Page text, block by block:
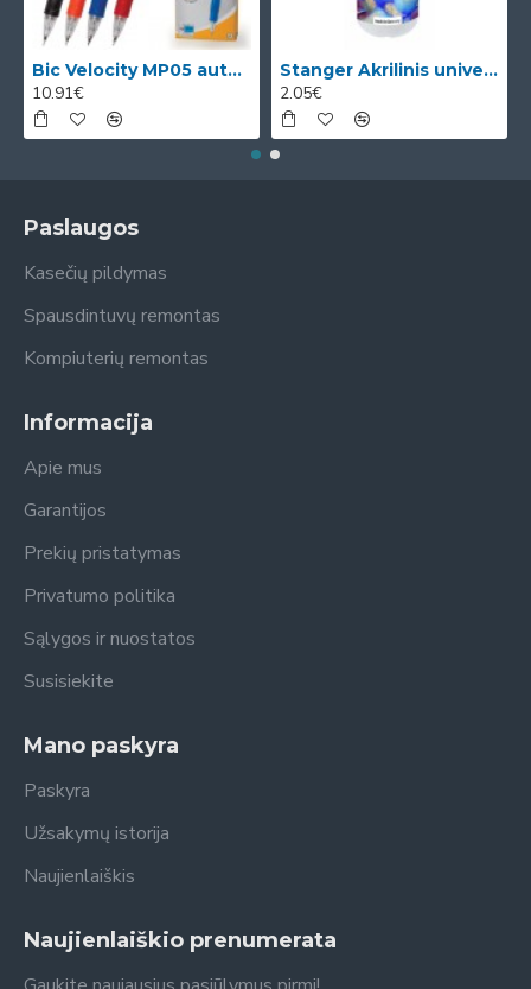
Bic Velocity MP05 automatinis pieštukas su 3 x 0.5mm HB grafitais (dėžutėje 12vnt. skirtingomis korp
10.91€
Stanger Akrilinis universalus lakas, žvilgančio aukso efektas, 82 ml, 1 vnt KI12780A
2.05€
Paslaugos
Kasečių pildymas
Spausdintuvų remontas
Kompiuterių remontas
Informacija
Apie mus
Garantijos
Prekių pristatymas
Privatumo politika
Sąlygos ir nuostatos
Susisiekite
Mano paskyra
Paskyra
Užsakymų istorija
Naujienlaiškis
Naujienlaiškio prenumerata